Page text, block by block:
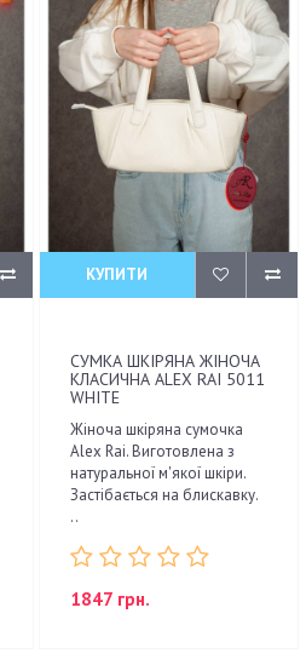
КУПИТИ
СУМКА ШКІРЯНА ЖІНОЧА
КЛАСИЧНА ALEX RAI 5011
WHITE
Жіноча шкіряна сумочка
Alex Rai. Виготовлена з
натуральної м'якої шкіри.
Застібається на блискавку.
..
1847 грн.